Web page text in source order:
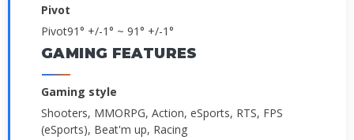
Pivot
Pivot91° +/-1° ~ 91° +/-1°
GAMING FEATURES
Gaming style
Shooters, MMORPG, Action, eSports, RTS, FPS
(eSports), Beat'm up, Racing